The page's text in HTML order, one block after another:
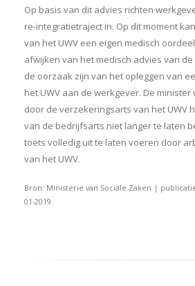
Op basis van dit advies richten
re-integratietraject in. Op dit moment
van het UWV een eigen medisch
afwijken van het medisch advies van
de oorzaak zijn van het opleggen van
het UWV aan de werkgever. De
door de verzekeringsarts van het UWV
van de bedrijfsarts niet langer te laten
toets volledig uit te laten voeren door
van het UWV.
Bron: Ministerie van Sociale Zaken |
01-2019